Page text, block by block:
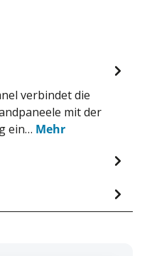
verbindet die
mit der
ein… Mehr